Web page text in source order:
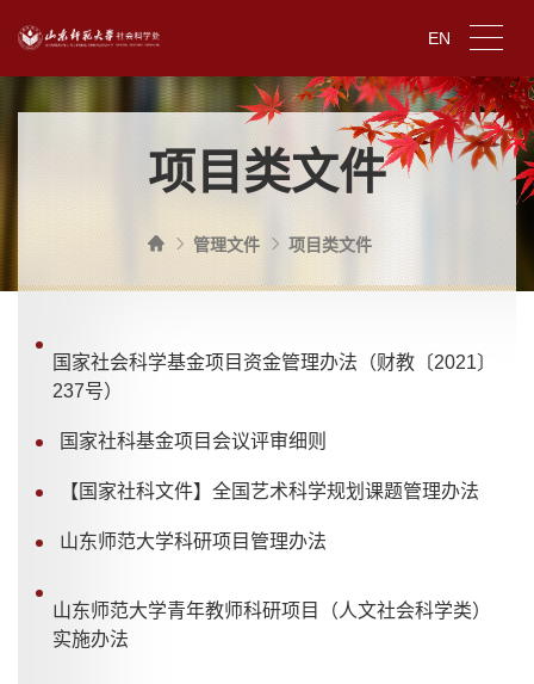
EN
项目类文件
管理文件 项目类文件
国家社会科学基金项目资金管理办法（财教〔2021〕
237号）
国家社科基金项目会议评审细则
【国家社科文件】全国艺术科学规划课题管理办法
山东师范大学科研项目管理办法
山东师范大学青年教师科研项目（人文社会科学类）
实施办法